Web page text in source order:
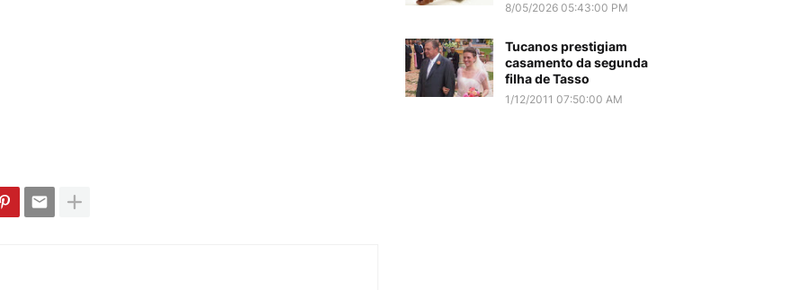
8/05/2026 05:43:00 PM
Tucanos prestigiam
casamento da segunda
filha de Tasso
1/12/2011 07:50:00 AM